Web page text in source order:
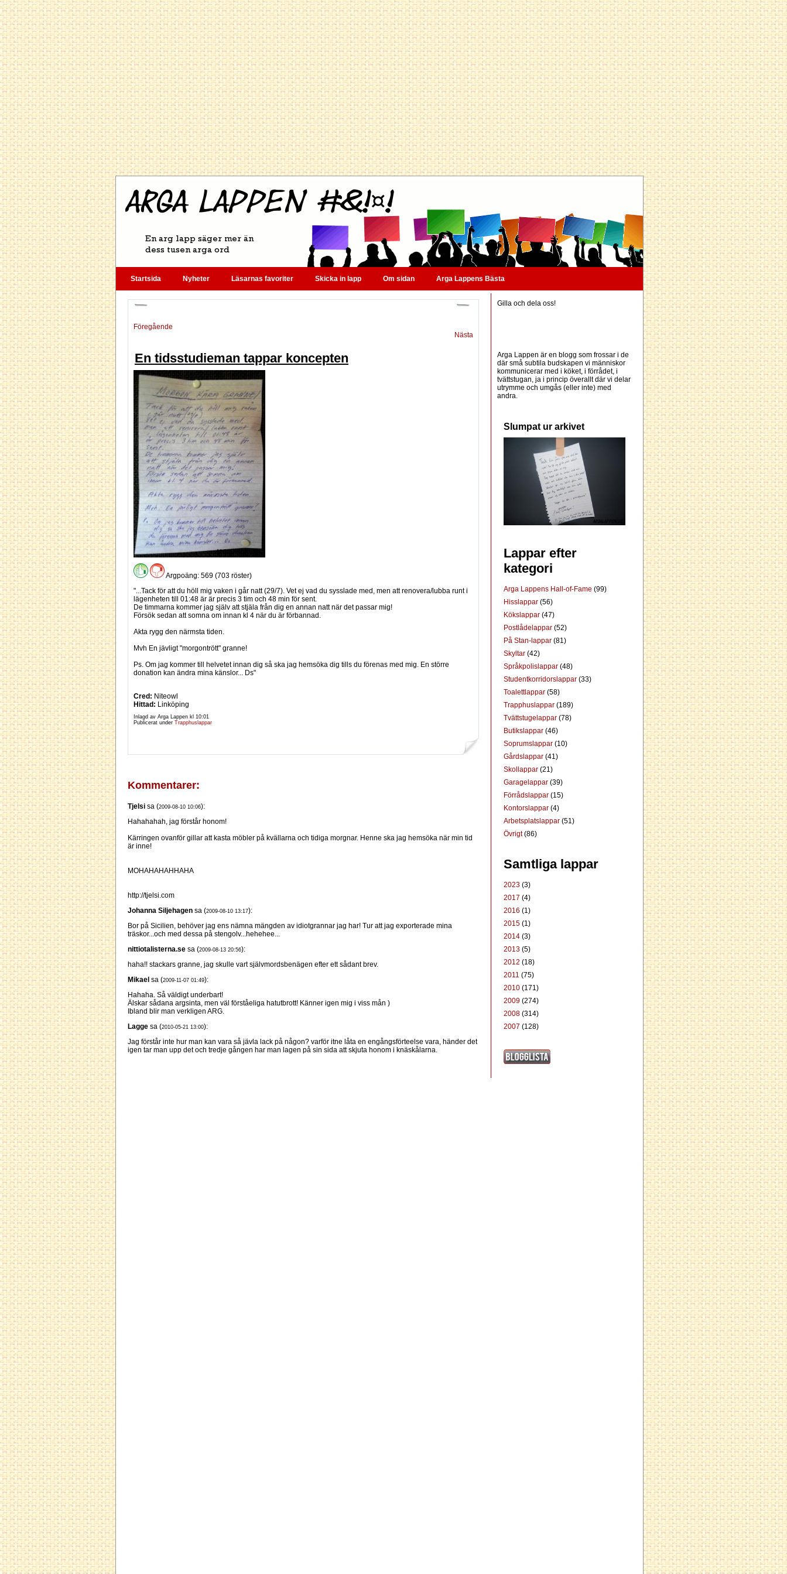
Startsida Nyheter Läsarnas favoriter Skicka in lapp Om sidan Arga Lappens Bästa
Föregående
Nästa
En tidsstudieman tappar koncepten
Argpoäng: 569 (703 röster)
"...Tack för att du höll mig vaken i går natt (29/7). Vet ej vad du sysslade med, men att renovera/lubba runt i
lägenheten till 01:48 är är precis 3 tim och 48 min för sent.
De timmarna kommer jag själv att stjäla från dig en annan natt när det passar mig!
Försök sedan att somna om innan kl 4 när du är förbannad.
Akta rygg den närmsta tiden.
Mvh En jävligt "morgontrött" granne!
Ps. Om jag kommer till helvetet innan dig så ska jag hemsöka dig tills du förenas med mig. En större
donation kan ändra mina känslor... Ds"
Cred: Niteowl
Hittad: Linköping
Inlagd av Arga Lappen kl 10:01
Publicerat under Trapphuslappar
Kommentarer:
Tjelsi sa (2009-08-10 10:06):
Hahahahah, jag förstår honom!
Kärringen ovanför gillar att kasta möbler på kvällarna och tidiga morgnar. Henne ska jag hemsöka när min tid
är inne!
MOHAHAHAHHAHA
http://tjelsi.com
Johanna Siljehagen sa (2009-08-10 13:17):
Bor på Sicilien, behöver jag ens nämna mängden av idiotgrannar jag har! Tur att jag exporterade mina
träskor...och med dessa på stengolv...hehehee...
nittiotalisterna.se sa (2009-08-13 20:56):
haha!! stackars granne, jag skulle vart självmordsbenägen efter ett sådant brev.
Mikael sa (2009-11-07 01:49):
Hahaha. Så väldigt underbart!
Älskar sådana argsinta, men väl förståeliga hatutbrott! Känner igen mig i viss mån )
Ibland blir man verkligen ARG.
Lagge sa (2010-05-21 13:00):
Jag förstår inte hur man kan vara så jävla lack på någon? varför itne låta en engångsförteelse vara, händer det
igen tar man upp det och tredje gången har man lagen på sin sida att skjuta honom i knäskålarna.
Gilla och dela oss!
Arga Lappen är en blogg som frossar i de
där små subtila budskapen vi människor
kommunicerar med i köket, i förrådet, i
tvättstugan, ja i princip överallt där vi delar
utrymme och umgås (eller inte) med
andra.
Slumpat ur arkivet
Lappar efter
kategori
Arga Lappens Hall-of-Fame (99)
Hisslappar (56)
Kökslappar (47)
Postlådelappar (52)
På Stan-lappar (81)
Skyltar (42)
Språkpolislappar (48)
Studentkorridorslappar (33)
Toalettlappar (58)
Trapphuslappar (189)
Tvättstugelappar (78)
Butikslappar (46)
Soprumslappar (10)
Gårdslappar (41)
Skollappar (21)
Garagelappar (39)
Förrådslappar (15)
Kontorslappar (4)
Arbetsplatslappar (51)
Övrigt(86)
Samtliga lappar
2023 (3)
2017 (4)
2016 (1)
2015 (1)
2014 (3)
2013 (5)
2012 (18)
2011 (75)
2010 (171)
2009 (274)
2008 (314)
2007 (128)